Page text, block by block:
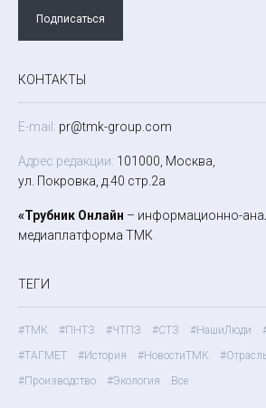
Подписаться
КОНТАКТЫ
E-mail: pr@tmk-group.com
Адрес редакции: 101000, Москва,
ул. Покровка, д.40 стр.2а
«Трубник Онлайн – информационно-
медиаплатформа ТМК
ТЕГИ
#ТМК #ПНТЗ #ЧТПЗ #СТЗ #НашиЛюди
#ТАГМЕТ
#История #НовостиТМК
#Производство
#Экология Все